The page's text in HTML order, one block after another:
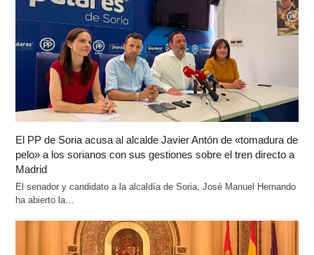
El PP de Soria acusa al alcalde Javier Antón de «tomadura de
pelo» a los sorianos con sus gestiones sobre el tren directo a
Madrid
El senador y candidato a la alcaldía de Soria, José Manuel Hernando
ha abierto la…